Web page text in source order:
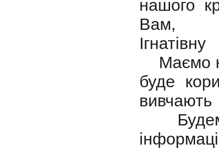
нашого
Вам,
Ігнатівну
Маємо
буде
вивчають
Будемо